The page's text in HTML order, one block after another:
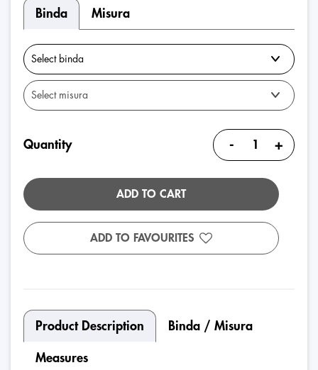
Binda Misura
Quantity - +
ADD TO CART
ADD TO FAVOURITES
Product Description Binda / Misura
Measures